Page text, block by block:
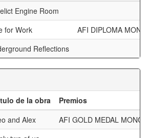
Engine Room
for Work
AFI DIPLOMA
Reflections
de la obra
Premios
and Alex
AFI GOLD MEDAL